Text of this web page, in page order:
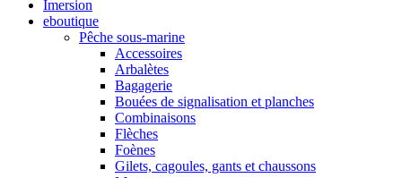
Imersion
eboutique
Pêche sous-marine
Accessoires
Arbalètes
Bagagerie
Bouées de signalisation et planches
Combinaisons
Flèches
Foènes
Gilets, cagoules, gants et chaussons